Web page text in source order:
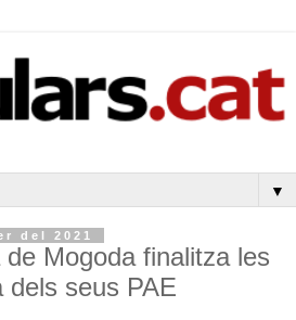
▼
del 2021
Mogoda finalitza les
dels seus PAE